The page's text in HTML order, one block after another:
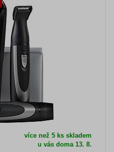
více než 5 ks skladem
u vás doma 13. 8.